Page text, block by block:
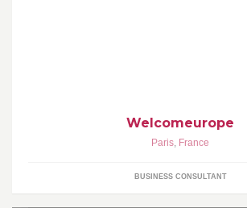
Welcomeurope
Paris, France
BUSINESS CONSULTANT